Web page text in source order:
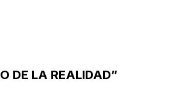
DE LA REALIDAD”